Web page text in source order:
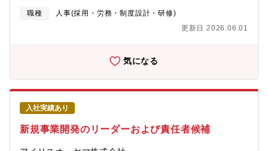
連契約の件数が増加しており、当該契約における知的財産関連の
取扱いに関し知財部門の役割・お役立ちが増加しており、この法
合っていることを実感できます。業界の最先端で活動をしてお
り、我々の活動の結果、世界の判例や法律が出来ます。■日本を代
表する企業で、幅広い事業に関係する様々な技術、知的財産に触
れる経験を積むことできます。■技術開発・知的財産権の取得・事
業化・知的財産の活用、そして次の技術開発という大きな流れを
感じながら、当社の知的財産について、世界の大企業と向き合っ
て活躍できます。【職場の雰囲気】■新卒、キャリア入社、技術等
他職種経験等、多様な人材が在籍し、自分の強みと他メンバーと
の強みを相互にリスペクトしながら、協働で仕事を進めていま
画/人材ポートフォリオ設計/組織設計・見直し・各子会社の人事課
提言・資料作成2. 採用戦略・採用高度化（国内・海外子会社）・
画・要件定義支援・採用プロセス・基準の標準化、改善・人材紹
介会社・採用媒体・現地パートナーへの専門的対応・採用KPI設
計、データ分析、改善提案3. 人事制度設計・制度専門対応・グル
ープ共通人事制度（等級・評価・報酬）の設計・改定・国内子会
社への制度展開・運用支援・海外子会社向け制度ローカライズ方
針の検討・評価制度の設計・運用改善、制度ドキュメント整備・
人事規程・ガイドライン改定に関する専門的対応4. 国内外子会社
への人事専門支援・国内子会社・海外子会社人事担当へのアドバ
イス・伴走支援・本社と子会社の橋渡し（専門領域）・子会社人
職種
人事(採用・労務・制度設計・研修)
更新日 2026.06.01
気になる
入社実績あり
新規事業開発のリーダーおよび責任者候補